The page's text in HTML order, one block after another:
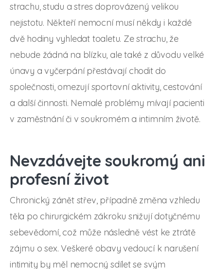
strachu, studu a stres doprovázený velikou
nejistotu. Někteří nemocní musí někdy i každé
dvě hodiny vyhledat toaletu. Ze strachu, že
nebude žádná na blízku, ale také z důvodu velké
únavy a vyčerpání přestávají chodit do
společnosti, omezují sportovní aktivity, cestování
a další činnosti. Nemalé problémy mívají pacienti
v zaměstnání či v soukromém a intimním životě.
Nevzdávejte soukromý ani
profesní život
Chronický zánět střev, případně změna vzhledu
těla po chirurgickém zákroku snižují dotyčnému
sebevědomí, což může následně vést ke ztrátě
zájmu o sex. Veškeré obavy vedoucí k narušení
intimity by měl nemocný sdílet se svým